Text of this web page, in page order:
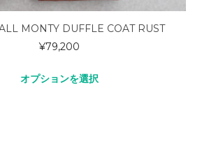
MONTY DUFFLE COAT RUST
¥79,200
オプションを選択